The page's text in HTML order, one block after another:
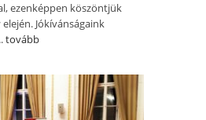
ezenképpen köszöntjük
Jókívánságaink
tovább